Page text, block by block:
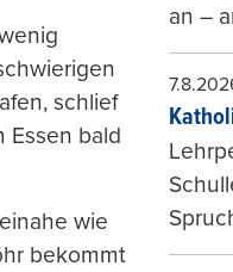
schlief
Essen bald
wie
bekommt
an –